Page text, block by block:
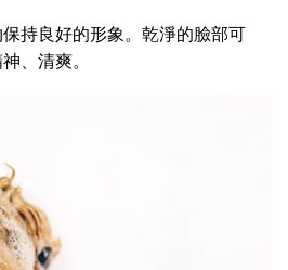
持良好的形象。乾淨的臉部可
、清爽。